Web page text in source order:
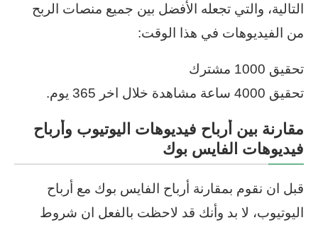
التالية، والتي تجعله الأفضل بين جميع منصات الربح
من الفيديوهات في هذا الوقت:
تحقيق 1000 مشترك
تحقيق 4000 ساعة مشاهدة خلال اخر 365 يوم.
مقارنة بين أرباح فيديوهات اليوتيوب وأرباح
فيديوهات الفايس بوك
قبل ان نقوم بمقارنة أرباح الفايس بوك مع أرباح
اليوتيوب، لا بد وأنك قد لاحظت بالفعل ان شروط